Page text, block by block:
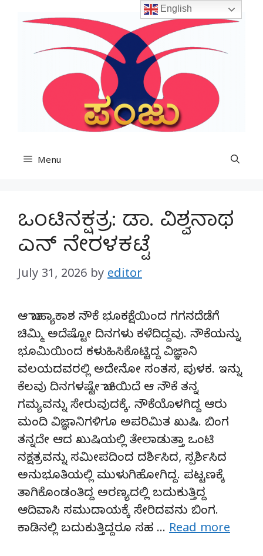
Menu
ಒಂಟಿನಕ್ಷತ್ರ: ಡಾ. ವಿಶ್ವನಾಥ
ಎನ್ ನೇರಳಕಟ್ಟೆ
July 31, 2026 by editor
ಆ ಬಾಹ್ಯಾಕಾಶ ನೌಕೆ ಭೂಕಕ್ಷೆಯಿಂದ ಗಗನದೆಡೆಗೆ
ಚಿಮ್ಮಿ ಅದೆಷ್ಟೋ ದಿನಗಳು ಕಳೆದಿದ್ದವು. ನೌಕೆಯನ್ನು
ಭೂಮಿಯಿಂದ ಕಳುಹಿಸಿಕೊಟ್ಟಿದ್ದ ವಿಜ್ಞಾನಿ
ವಲಯದವರಲ್ಲಿ ಅದೇನೋ ಸಂತಸ, ಪುಳಕ. ಇನ್ನು
ಕೆಲವು ದಿನಗಳಷ್ಟೇ ಬಾಕಿಯಿದೆ ಆ ನೌಕೆ ತನ್ನ
ಗಮ್ಯವನ್ನು ಸೇರುವುದಕ್ಕೆ. ನೌಕೆಯೊಳಗಿದ್ದ ಆರು
ಮಂದಿ ವಿಜ್ಞಾನಿಗಳಿಗೂ ಅಪರಿಮಿತ ಖುಷಿ. ಬಿಂಗ
ತನ್ನದೇ ಆದ ಖುಷಿಯಲ್ಲಿ ತೇಲಾಡುತ್ತಾ ಒಂಟಿ
ನಕ್ಷತ್ರವನ್ನು ಸಮೀಪದಿಂದ ದರ್ಶಿಸಿದ, ಸ್ಪರ್ಶಿಸಿದ
ಅನುಭೂತಿಯಲ್ಲಿ ಮುಳುಗಿಹೋಗಿದ್ದ. ಪಟ್ಟಣಕ್ಕೆ
ತಾಗಿಕೊಂಡಂತಿದ್ದ ಅರಣ್ಯದಲ್ಲಿ ಬದುಕುತ್ತಿದ್ದ
ಆದಿವಾಸಿ ಸಮುದಾಯಕ್ಕೆ ಸೇರಿದವನು ಬಿಂಗ.
ಕಾಡಿನಲ್ಲಿ ಬದುಕುತ್ತಿದ್ದರೂ ಸಹ … Read more
English